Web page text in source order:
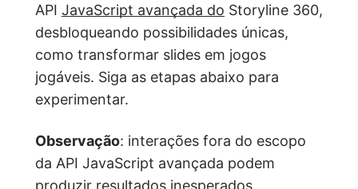
API JavaScript avançada do Storyline 360,
desbloqueando possibilidades únicas,
como transformar slides em jogos
jogáveis. Siga as etapas abaixo para
experimentar.
Observação: interações fora do escopo
da API JavaScript avançada podem
produzir resultados inesperados.